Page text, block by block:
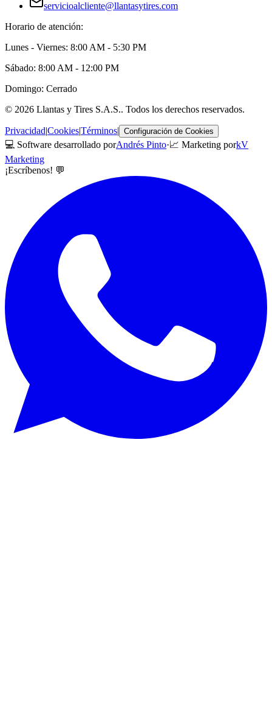
servicioalcliente@llantasytires.com
Horario de atención:
Lunes - Viernes: 8:00 AM - 5:30 PM
Sábado: 8:00 AM - 12:00 PM
Domingo: Cerrado
© 2026 Llantas y Tires S.A.S.. Todos los derechos reservados.
Privacidad|Cookies|Términos| Configuración de Cookies
💻 Software desarrollado porAndrés Pinto·📈 Marketing porkV
Marketing
¡Escríbenos! 💬